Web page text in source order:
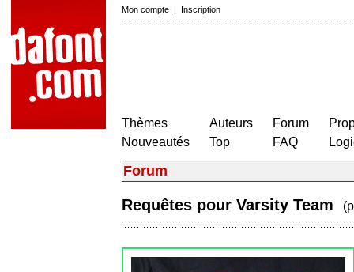
Mon compte | Inscription
Thèmes
Nouveautés
Auteurs
Top
Forum
FAQ
Forum
Requêtes pour Varsity Team